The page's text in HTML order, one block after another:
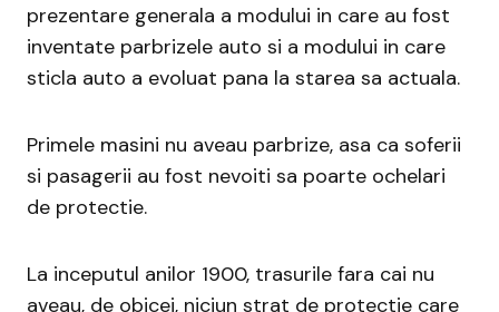
prezentare generala a modului in care au fost
inventate parbrizele auto si a modului in care
sticla auto a evoluat pana la starea sa actuala.
Primele masini nu aveau parbrize, asa ca soferii
si pasagerii au fost nevoiti sa poarte ochelari
de protectie.
La inceputul anilor 1900, trasurile fara cai nu
aveau, de obicei, niciun strat de protectie care